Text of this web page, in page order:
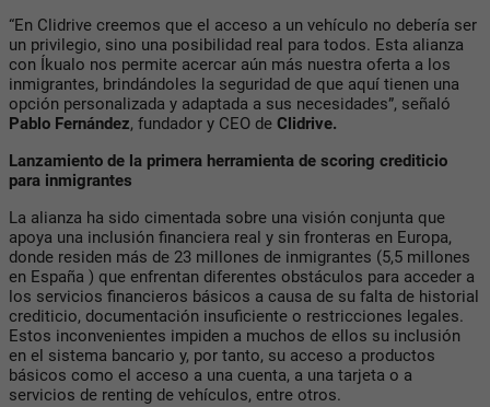
“En Clidrive creemos que el acceso a un vehículo no debería ser
un privilegio, sino una posibilidad real para todos. Esta alianza
con Íkualo nos permite acercar aún más nuestra oferta a los
inmigrantes, brindándoles la seguridad de que aquí tienen una
opción personalizada y adaptada a sus necesidades”, señaló
Pablo Fernández, fundador y CEO de Clidrive.
Lanzamiento de la primera herramienta de scoring crediticio
para inmigrantes
La alianza ha sido cimentada sobre una visión conjunta que
apoya una inclusión financiera real y sin fronteras en Europa,
donde residen más de 23 millones de inmigrantes (5,5 millones
en España ) que enfrentan diferentes obstáculos para acceder a
los servicios financieros básicos a causa de su falta de historial
crediticio, documentación insuficiente o restricciones legales.
Estos inconvenientes impiden a muchos de ellos su inclusión
en el sistema bancario y, por tanto, su acceso a productos
básicos como el acceso a una cuenta, a una tarjeta o a
servicios de renting de vehículos, entre otros.